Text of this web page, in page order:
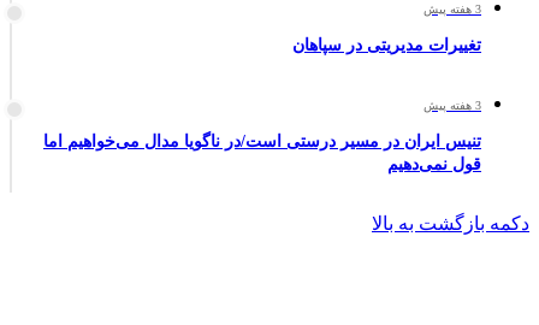
3 هفته پیش
تغییرات مدیریتی در سپاهان
3 هفته پیش
تنیس ایران در مسیر درستی است/در ناگویا مدال می‌خواهیم اما
قول نمی‌دهیم
دکمه بازگشت به بالا